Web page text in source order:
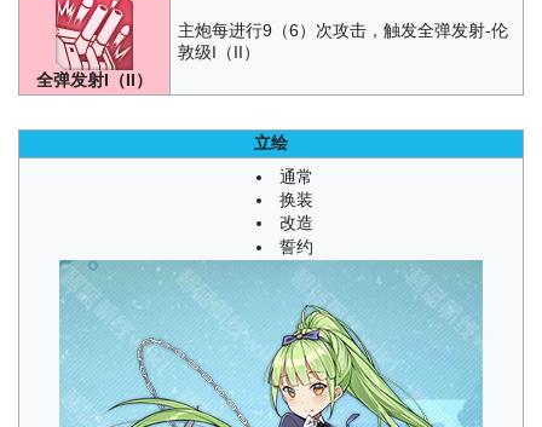
全弹发射I（II）
主炮每进行9（6）次攻击，触发全弹发射-伦
敦级I（II）
立绘
通常
换装
改造
誓约